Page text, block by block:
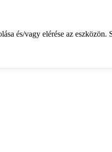
és/vagy elérése az eszközön.